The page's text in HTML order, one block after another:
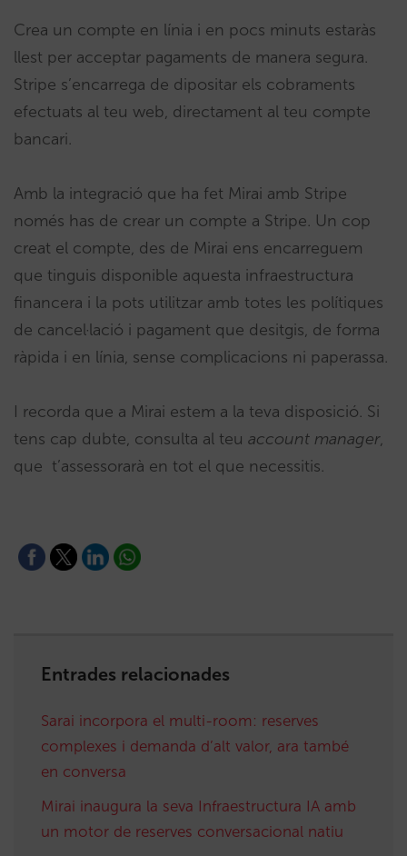
Crea un compte en línia i en pocs minuts estaràs
llest per acceptar pagaments de manera segura.
Stripe s’encarrega de dipositar els cobraments
efectuats al teu web, directament al teu compte
bancari.
Amb la integració que ha fet Mirai amb Stripe
només has de crear un compte a Stripe. Un cop
creat el compte, des de Mirai ens encarreguem
que tinguis disponible aquesta infraestructura
financera i la pots utilitzar amb totes les polítiques
de cancel·lació i pagament que desitgis, de forma
ràpida i en línia, sense complicacions ni paperassa.
I recorda que a Mirai estem a la teva disposició. Si
tens cap dubte, consulta al teu account manager,
que t’assessorarà en tot el que necessitis.
Entrades relacionades
Sarai incorpora el multi-room: reserves
complexes i demanda d’alt valor, ara també
en conversa
Mirai inaugura la seva Infraestructura IA amb
un motor de reserves conversacional natiu